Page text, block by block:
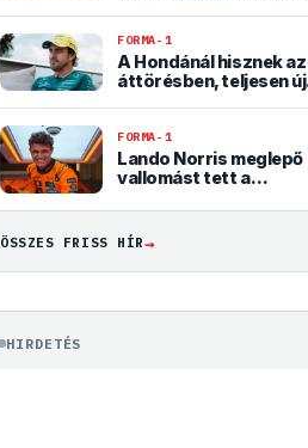
FORMA-1
A Hondánál hisznek az
áttörésben, teljesen új
Aston Martinnal
FORMA-1
Lando Norris meglepő
vallomást tett a
szenvedélyéről
ÖSSZES FRISS HÍR→
HIRDETÉS